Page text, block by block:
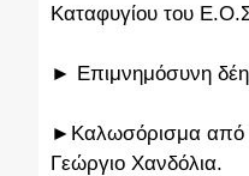
Καταφυγίου του
► Επιμνημόσυνη
►Καλωσόρισμα από
Γεώργιο Χανδόλια.